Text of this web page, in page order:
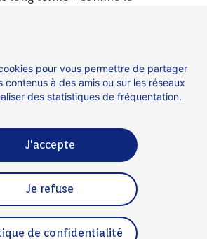
vont continuer à essaimer, au
les talents qu’ils forment.
Contact
de confidentialité
pour vous permettre de partager
contenus à des amis ou sur les réseaux
des statistiques de fréquentation.
J'accepte
Je refuse
de confidentialité